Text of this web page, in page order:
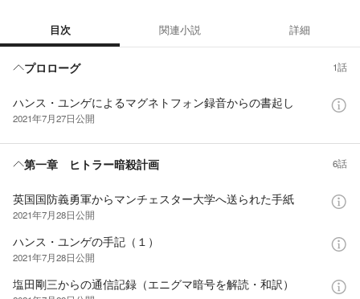
目次 関連小説 詳細
プロローグ 1話
ハンス・ユンゲによるマグネトフォン録音からの書起し
2021年7月27日公開
第一章 ヒトラー暗殺計画 6話
英国国防義勇軍からマンチェスター大学へ送られた手紙
2021年7月28日公開
ハンス・ユンゲの手記（１）
2021年7月28日公開
塩田剛三からの通信記録（エニグマ暗号を解読・和訳）